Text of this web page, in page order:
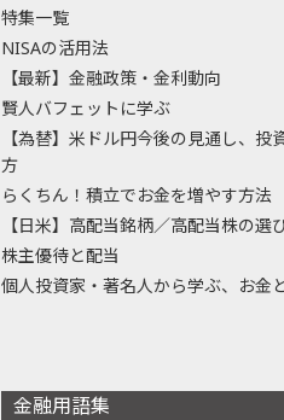
特集一覧
NISAの活用法
【最新】金融政策・金利動向
賢人バフェットに学ぶ
【為替】米ドル円今後の見通し、投
方
らくちん！積立でお金を増やす方法
【日米】高配当銘柄／高配当株の選
株主優待と配当
個人投資家・著名人から学ぶ、お金
金融用語集